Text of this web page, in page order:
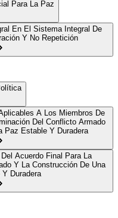
Para La Paz
En El Sistema Integral De
Y No Repetición
A Los Miembros De
Del Conflicto Armado
Paz Estable Y Duradera
Acuerdo Final Para La
Y La Construcción De Una
Duradera